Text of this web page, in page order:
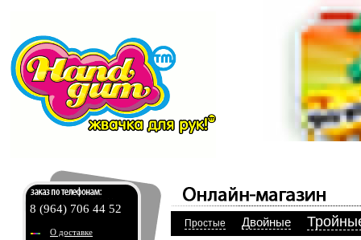
О доставке
8 (964) 706 44 52
Простые Двойные